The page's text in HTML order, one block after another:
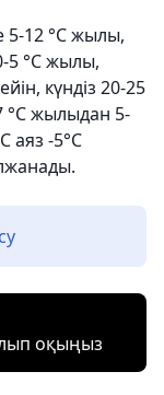
5-12 °C жылы,
5 °C жылы,
күндіз 20-25
°C жылыдан 5-
аяз -5°C
оқыңыз